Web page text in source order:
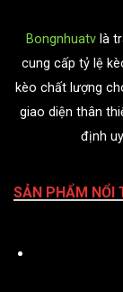
Bongnhuatv là
cung cấp tỷ lệ
kèo chất lượng
giao diện thân
định
SẢN PHẨM NỔI